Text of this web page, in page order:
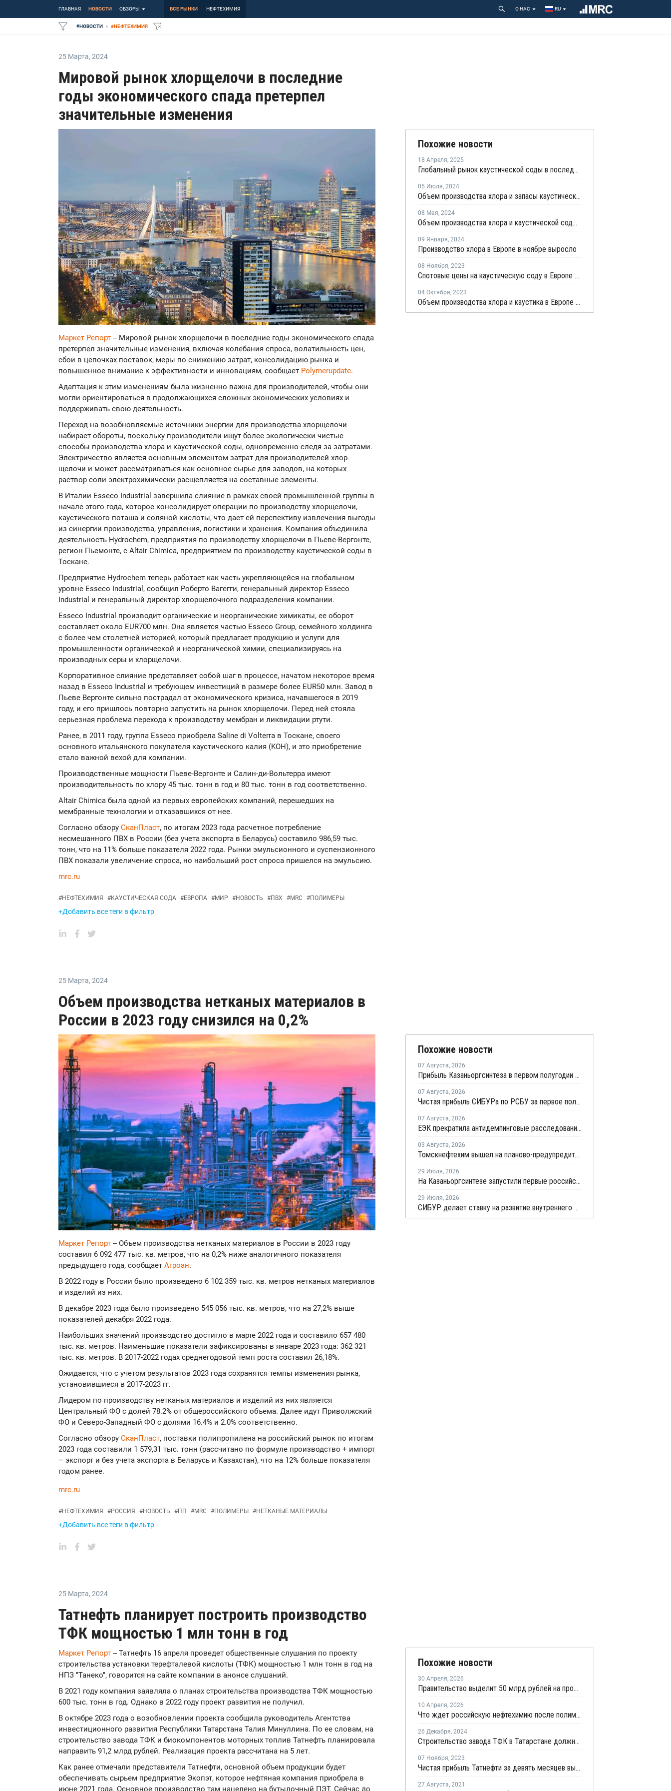
ГЛАВНАЯ НОВОСТИ ОБЗОРЫ ВСЕ РЫНКИ НЕФТЕХИМИЯ О НАС RU
#НОВОСТИ #НЕФТЕХИМИЯ
25 Марта, 2024
Мировой рынок хлорщелочи в последние
годы экономического спада претерпел
значительные изменения
Маркет Репорт -- Мировой рынок хлорщелочи в последние годы экономического спада
претерпел значительные изменения, включая колебания спроса, волатильность цен,
сбои в цепочках поставок, меры по снижению затрат, консолидацию рынка и
повышенное внимание к эффективности и инновациям, сообщает Polymerupdate.
Адаптация к этим изменениям была жизненно важна для производителей, чтобы они
могли ориентироваться в продолжающихся сложных экономических условиях и
поддерживать свою деятельность.
Переход на возобновляемые источники энергии для производства хлорщелочи
набирает обороты, поскольку производители ищут более экологически чистые
способы производства хлора и каустической соды, одновременно следя за затратами.
Электричество является основным элементом затрат для производителей хлор-
щелочи и может рассматриваться как основное сырье для заводов, на которых
раствор соли электрохимически расщепляется на составные элементы.
В Италии Esseco Industrial завершила слияние в рамках своей промышленной группы в
начале этого года, которое консолидирует операции по производству хлорщелочи,
каустического поташа и соляной кислоты, что дает ей перспективу извлечения выгоды
из синергии производства, управления, логистики и хранения. Компания объединила
деятельность Hydrochem, предприятия по производству хлорщелочи в Пьеве-Вергонте,
регион Пьемонте, с Altair Chimica, предприятием по производству каустической соды в
Тоскане.
Предприятие Hydrochem теперь работает как часть укрепляющейся на глобальном
уровне Esseco Industrial, сообщил Роберто Вагегги, генеральный директор Esseco
Industrial и генеральный директор хлорщелочного подразделения компании.
Esseco Industrial производит органические и неорганические химикаты, ее оборот
составляет около EUR700 млн. Она является частью Esseco Group, семейного холдинга
с более чем столетней историей, который предлагает продукцию и услуги для
промышленности органической и неорганической химии, специализируясь на
производных серы и хлорщелочи.
Корпоративное слияние представляет собой шаг в процессе, начатом некоторое время
назад в Esseco Industrial и требующем инвестиций в размере более EUR50 млн. Завод в
Пьеве Вергонте сильно пострадал от экономического кризиса, начавшегося в 2019
году, и его пришлось повторно запустить на рынок хлорщелочи. Перед ней стояла
серьезная проблема перехода к производству мембран и ликвидации ртути.
Ранее, в 2011 году, группа Esseco приобрела Saline di Volterra в Тоскане, своего
основного итальянского покупателя каустического калия (KOH), и это приобретение
стало важной вехой для компании.
Производственные мощности Пьеве-Вергонте и Салин-ди-Вольтерра имеют
производительность по хлору 45 тыс. тонн в год и 80 тыс. тонн в год соответственно.
Altair Chimica была одной из первых европейских компаний, перешедших на
мембранные технологии и отказавшихся от нее.
Согласно обзору СканПласт, по итогам 2023 года расчетное потребление
несмешанного ПВХ в России (без учета экспорта в Беларусь) составило 986,59 тыс.
тонн, что на 11% больше показателя 2022 года. Рынки эмульсионного и суспензионного
ПВХ показали увеличение спроса, но наибольший рост спроса пришелся на эмульсию.
mrc.ru
#НЕФТЕХИМИЯ #КАУСТИЧЕСКАЯ СОДА #ЕВРОПА #МИР #НОВОСТЬ #ПВХ #MRC #ПОЛИМЕРЫ
+Добавить все теги в фильтр
Похожие новости
18 Апреля, 2025
Глобальный рынок каустической соды в последние месяцы столкнулся с дефицитом
05 Июля, 2024
Объем производства хлора и запасы каустической соды в Европе снизились в мае
08 Мая, 2024
Объем производства хлора и каустической соды в Европе снизились в марте
09 Января, 2024
Производство хлора в Европе в ноябре выросло
08 Ноября, 2023
Спотовые цены на каустическую соду в Европе растут
04 Октября, 2023
Объем производства хлора и каустика в Европе в августе сократился
25 Марта, 2024
Объем производства нетканых материалов в
России в 2023 году снизился на 0,2%
Маркет Репорт -- Объем производства нетканых материалов в России в 2023 году
составил 6 092 477 тыс. кв. метров, что на 0,2% ниже аналогичного показателя
предыдущего года, сообщает Агроан.
В 2022 году в России было произведено 6 102 359 тыс. кв. метров нетканых материалов
и изделий из них.
В декабре 2023 года было произведено 545 056 тыс. кв. метров, что на 27,2% выше
показателей декабря 2022 года.
Наибольших значений производство достигло в марте 2022 года и составило 657 480
тыс. кв. метров. Наименьшие показатели зафиксированы в январе 2023 года: 362 321
тыс. кв. метров. В 2017-2022 годах среднегодовой темп роста составил 26,18%.
Ожидается, что с учетом результатов 2023 года сохранятся темпы изменения рынка,
установившиеся в 2017-2023 гг.
Лидером по производству нетканых материалов и изделий из них является
Центральный ФО с долей 78.2% от общероссийского объема. Далее идут Приволжский
ФО и Северо-Западный ФО с долями 16.4% и 2.0% соответственно.
Согласно обзору СканПласт, поставки полипропилена на российский рынок по итогам
2023 года составили 1 579,31 тыс. тонн (рассчитано по формуле производство + импорт
– экспорт и без учета экспорта в Беларусь и Казахстан), что на 12% больше показателя
годом ранее.
mrc.ru
#НЕФТЕХИМИЯ #РОССИЯ #НОВОСТЬ #ПП #MRC #ПОЛИМЕРЫ #НЕТКАНЫЕ МАТЕРИАЛЫ
+Добавить все теги в фильтр
Похожие новости
07 Августа, 2026
Прибыль Казаньоргсинтеза в первом полугодии сократилась более чем в 2 раза
07 Августа, 2026
Чистая прибыль СИБУРа по РСБУ за первое полугодие сократилась в 3,6 раза
07 Августа, 2026
ЕЭК прекратила антидемпинговые расследования против ПЭ и ПП из Азербайджана и Туркменистана
03 Августа, 2026
Томскнефтехим вышел на планово-предупредительный ремонт
29 Июля, 2026
На Казаньоргсинтезе запустили первые российские закалочно-испарительные аппараты
29 Июля, 2026
СИБУР делает ставку на развитие внутреннего рынка: как холдинг стимулирует спрос на полимеры в ритейле
25 Марта, 2024
Татнефть планирует построить производство
ТФК мощностью 1 млн тонн в год
Маркет Репорт -- Татнефть 16 апреля проведет общественные слушания по проекту
строительства установки терефталевой кислоты (ТФК) мощностью 1 млн тонн в год на
НПЗ "Танеко", говорится на сайте компании в анонсе слушаний.
В 2021 году компания заявляла о планах строительства производства ТФК мощностью
600 тыс. тонн в год. Однако в 2022 году проект развития не получил.
В октябре 2023 года о возобновлении проекта сообщила руководитель Агентства
инвестиционного развития Республики Татарстана Талия Минуллина. По ее словам, на
строительство завода ТФК и биокомпонентов моторных топлив Татнефть планировала
направить 91,2 млрд рублей. Реализация проекта рассчитана на 5 лет.
Как ранее отмечали представители Татнефти, основной объем продукции будет
обеспечивать сырьем предприятие Экопэт, которое нефтяная компания приобрела в
июне 2021 года. Основное производство там нацелено на бутылочный ПЭТ. Сейчас до
Похожие новости
30 Апреля, 2026
Правительство выделит 50 млрд рублей на проект Татнефти по производству ПЭТ
10 Апреля, 2026
Что ждет российскую нефтехимию после полимерного бума
26 Декабря, 2024
Строительство завода ТФК в Татарстане должны были начать в конце 2024 года
07 Ноября, 2023
Чистая прибыль Татнефти за девять месяцев выросла на 13,3%
27 Августа, 2021